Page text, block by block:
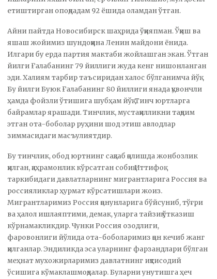
етиштирган опоқдадам 92 ёшида оламдан ўтган.
Айни пайтда Новосибирск шаҳрида ўқияпман. Ўқиш ва
яшаш жойимиз шундоққина Ленин майдони ёнида.
Илгари бу ерда партия мактаби жойлашган экан. Ўтган
йилги Ғалабанинг 79 йиллиги жуда кенг нишонланган
эди. Халиям тарбир таъсиридан халос бўлганимча йўқ.
Бу йилги Буюк Ғалабанинг 80 йиллиги янада қувончли
ҳамда фойзли ўтишига шубҳам йўқ. Тинч юртларга
байрамлар ярашади. Тинчлик, мустақилликни тақдим
этган ота-боболар руҳини шод этиш авлодлар
зиммасидаги масъулиятдир.
Бу тинчлик, обод юртнинг сақлаб қолишда жонбозлик
қилган, қаҳрамонлик кўрсатган собиқ Иттифоқ
таркибидаги давлатларнинг мигрантларига Россия ва
россияликлар ҳурмат кўрсатишлари жоиз.
Мигрантларимиз Россия қонунларига бўйсуниб, тўғри
ва ҳалол ишлаяптими, демак, уларга тайзиқ ўтказиш
кўрнамакликдир. Чунки Россия озодлиги,
фаровонлиги йўлида ота-боболаримиз қон кечиб жанг
қилганлар. Эндиликда эса уларнинг фарзандлари бўлган
меҳнат мухожирларимиз давлатнинг иқтисодий
ўсишига кўмаклашмоқдалар. Буларни унутишга ҳеч